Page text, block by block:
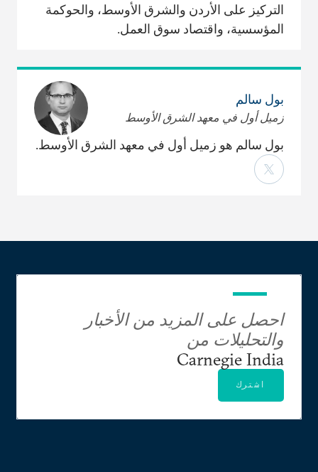
التركيز على الأردن والشرق الأوسط، والحوكمة
المؤسسية، واقتصاد سوق العمل.
بول سالم
زميل أول في معهد الشرق الأوسط
بول سالم هو زميل أول في معهد الشرق الأوسط.
احصل على المزيد من الأخبار
والتحليلات من
Carnegie India
اشترك